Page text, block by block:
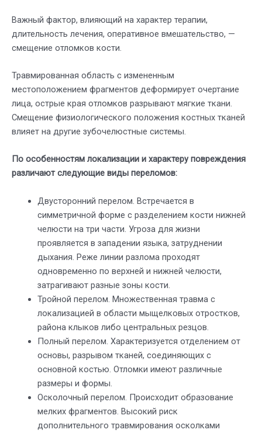
Важный фактор, влияющий на характер терапии,
длительность лечения, оперативное вмешательство, —
смещение отломков кости.
Травмированная область с измененным
местоположением фрагментов деформирует очертание
лица, острые края отломков разрывают мягкие ткани.
Смещение физиологического положения костных тканей
влияет на другие зубочелюстные системы.
По особенностям локализации и характеру повреждения
различают следующие виды переломов:
Двусторонний перелом. Встречается в
симметричной форме с разделением кости нижней
челюсти на три части. Угроза для жизни
проявляется в западении языка, затруднении
дыхания. Реже линии разлома проходят
одновременно по верхней и нижней челюсти,
затрагивают разные зоны кости.
Тройной перелом. Множественная травма с
локализацией в области мыщелковых отростков,
района клыков либо центральных резцов.
Полный перелом. Характеризуется отделением от
основы, разрывом тканей, соединяющих с
основной костью. Отломки имеют различные
размеры и формы.
Осколочный перелом. Происходит образование
мелких фрагментов. Высокий риск
дополнительного травмирования осколками